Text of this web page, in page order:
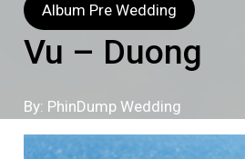
Album Pre Wedding
Vu – Duong
By: PhinDump Wedding